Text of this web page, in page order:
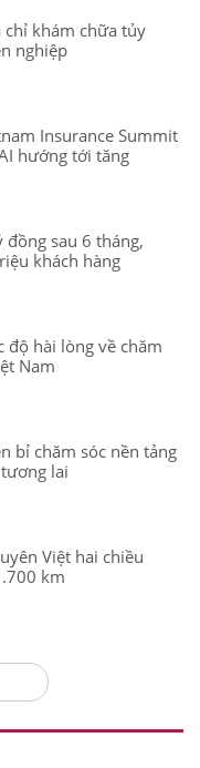
chỉ khám chữa tủy
nghiệp
Insurance Summit
hướng tới tăng
sau 6 tháng,
khách hàng
độ hài lòng về chăm
Nam
bỉ chăm sóc nền tảng
lai
Việt hai chiều
km